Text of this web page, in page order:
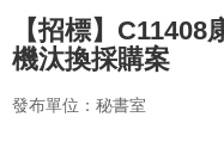
景
使
命
最
【招標】
機汰換採購案
發布單位：秘書室